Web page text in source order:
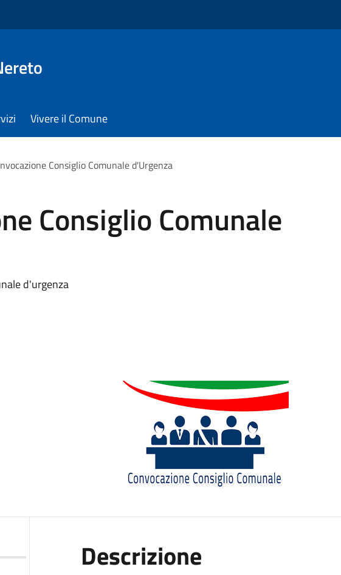
Vivere il Comune
Consiglio Comunale d'Urgenza
Consiglio Comunale
d'urgenza
Descrizione